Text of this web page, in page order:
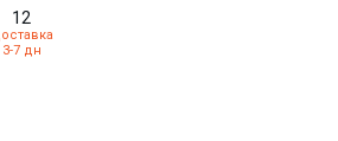
12
3-7 дн